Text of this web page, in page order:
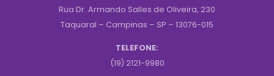
Rua Dr. Armando Salles de Oliveira, 230
Taquaral – Campinas – SP – 13076-015
TELEFONE:
(19) 2121-9980